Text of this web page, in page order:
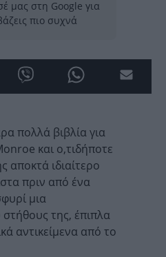
μας στη Google για
πιο συχνά
πολλά βιβλία για
και ο,τιδήποτε
αποκτά ιδιαίτερο
πριν από ένα
μια
της, έπιπλα
αντικείμενα από το